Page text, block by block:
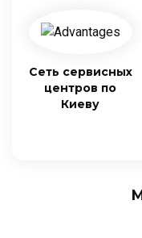
Сеть сервисных
центров по
Киеву